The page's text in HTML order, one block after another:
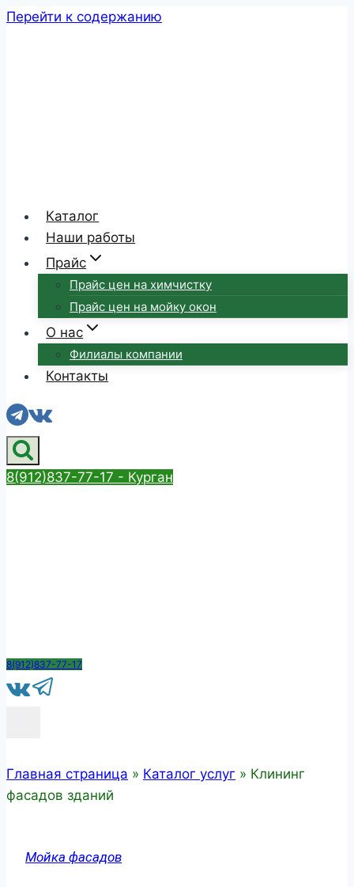
Перейти к содержанию
Каталог
Наши работы
Прайс
Прайс цен на химчистку
Прайс цен на мойку окон
О нас
Филиалы компании
Контакты
8(912)837-77-17 - Курган
8(912)837-77-17
Главная страница » Каталог услуг » Клининг
фасадов зданий
Мойка фасадов